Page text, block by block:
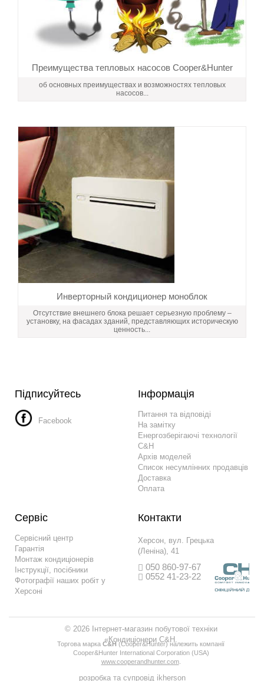
Преимущества тепловых насосов Cooper&Hunter
об основных преимуществах и возможностях тепловых
насосов...
Инверторный кондиционер моноблок
Отсутствие внешнего блока решает серьезную проблему –
установку, на фасадах зданий, представляющих историческую
ценность...
Підписуйтесь
Facebook
Інформація
Питання та відповіді
На замітку
Енергозберігаючі технології
C&H
Архів моделей
Список несумлінних продавців
Доставка
Оплата
Сервіс
Сервісний центр
Гарантія
Монтаж кондиціонерів
Інструкції, посібники
Фотографії наших робіт у
Херсоні
Контакти
Херсон, вул. Грецька
(Леніна), 41
050 860-97-67
0552 41-23-22
© 2026 Інтернет-магазин побутової техніки
«Кондиціонери C&H.
Торгова марка С&H(Сooper&Hunter) належить компанії
Сooper&Hunter International Corporation (USA)
www.cooperandhunter.com.
розробка та супровід ikherson